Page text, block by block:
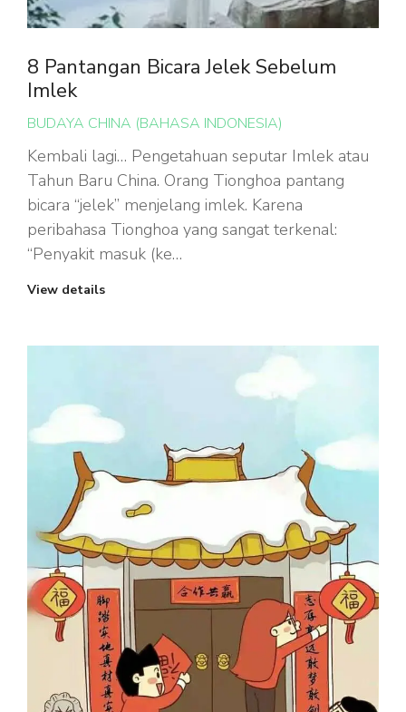
8 Pantangan Bicara Jelek Sebelum
Imlek
BUDAYA CHINA (BAHASA INDONESIA)
Kembali lagi… Pengetahuan seputar Imlek atau
Tahun Baru China. Orang Tionghoa pantang
bicara “jelek” menjelang imlek. Karena
peribahasa Tionghoa yang sangat terkenal:
“Penyakit masuk (ke…
View details